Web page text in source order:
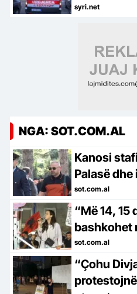
në spital
syri.net
NGA: SOT.COM.AL
Kanosi
Palasë
Vlorës
policin
sot.com.al
“Më 14, 15
bashkohet
Protesta
kudo ku
sot.com.al
“Çohu